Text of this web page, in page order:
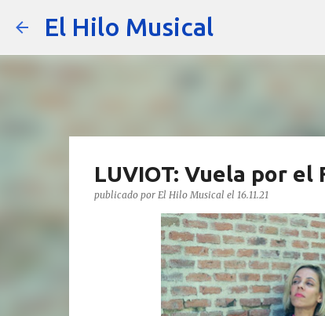
El Hilo Musical
LUVIOT: Vuela por el
publicado por El Hilo Musical el 16.11.21